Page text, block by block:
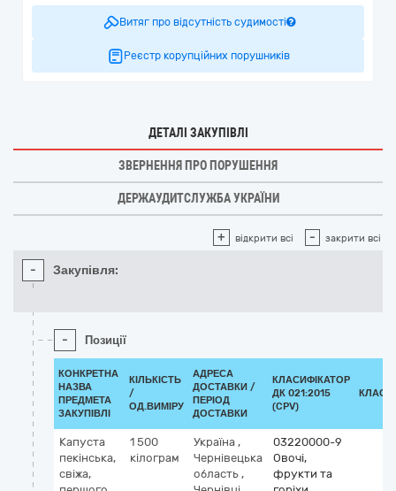
Витяг про відсутність судимості
Реєстр корупційних порушників
ДЕТАЛІ ЗАКУПІВЛІ
ЗВЕРНЕННЯ ПРО ПОРУШЕННЯ
ДЕРЖАУДИТСЛУЖБА УКРАЇНИ
+ відкрити всі - закрити всі
- Закупівля:
- Позиції
КОНКРЕТНА
НАЗВА
ПРЕДМЕТА
ЗАКУПІВЛІ
КІЛЬКІСТЬ
/
ОД.ВИМІРУ
АДРЕСА
ДОСТАВКИ /
ПЕРІОД
ДОСТАВКИ
КЛАСИФІКАТОР
ДК 021:2015
(CPV)
Капуста
пекінська,
свіжа,
1 500
кілограм
Україна ,
Чернівецька
область ,
03220000-9
Овочі,
фрукти та